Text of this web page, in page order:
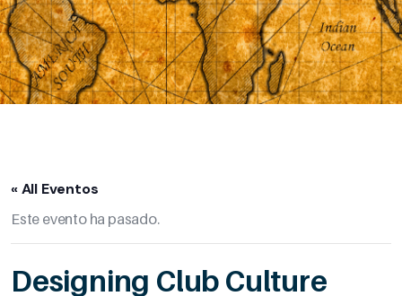
« All Eventos
Este evento ha pasado.
Designing Club Culture